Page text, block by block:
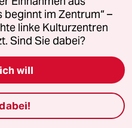
Schutz und Erhalt
braucht guten, frei
– und
Finden Sie
und unterstützen Sie
beginnt im Zentrum“ –
linke Kulturzentren
Sind Sie dabei?
will